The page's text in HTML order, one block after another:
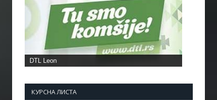
КУРСНА ЛИСТА